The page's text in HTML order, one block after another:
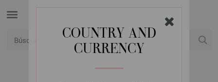
COUNTRY AND
CURRENCY